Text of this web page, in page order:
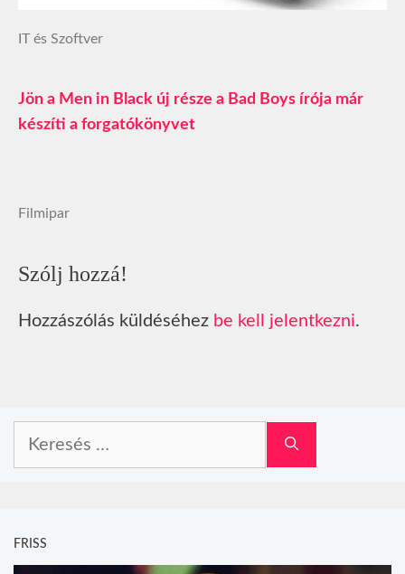
IT és Szoftver
Jön a Men in Black új része a Bad Boys írója már
készíti a forgatókönyvet
Filmipar
Szólj hozzá!
Hozzászólás küldéséhez be kell jelentkezni.
FRISS